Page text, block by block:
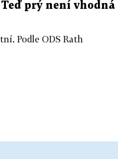
prý není vhodná
Podle ODS Rath